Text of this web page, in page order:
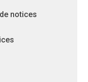
notices